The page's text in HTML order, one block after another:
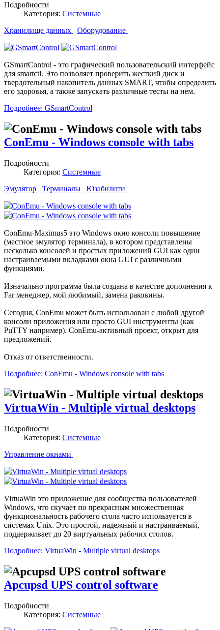
Подробности
Категория: Системные
Хранилище данных
Оборудование
GSmartControl - это графический пользовательский интерфейс
для smartctl. Это позволяет проверить жесткий диск и
твердотельный накопитель данных SMART, чтобы определить
его здоровья, а также запускать различные тесты на нем.
Подробнее: GSmartControl
ConEmu - Windows console with tabs
Подробности
Категория: Системные
Эмулятор
Терминалы Юзабилити
ConEmu-Maximus5 это Windows окно консоли повышение
(местное эмулятор терминала), в котором представлены
несколько консолей и простых приложений GUI как один
настраиваемыми вкладками окна GUI с различными
функциями.
Изначально программа была создана в качестве дополнения к
Far менеджер, мой любимый, замена раковины.
Сегодня, ConEmu может быть использован с любой другой
консоли приложения или просто GUI инструменты (как
PuTTY например). ConEmu-активный проект, открыт для
предложений.
Отказ от ответственности.
Подробнее: ConEmu - Windows console with tabs
VirtuaWin - Multiple virtual desktops
Подробности
Категория: Системные
Управление окнами
VirtuaWin это приложение для сообщества пользователей
Windows, что скучает по прекрасным множественная
функциональность рабочего стола часто используется в
системах Unix. Это простой, надежный и настраиваемый,
поддерживает до 20 виртуальных рабочих столов.
Подробнее: VirtuaWin - Multiple virtual desktops
Apcupsd UPS control software
Подробности
Категория: Системные